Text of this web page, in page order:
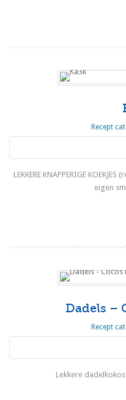
Recept
LEKKERE KNAPPERIGE
eigen
Dadels –
Recept
Lekkere